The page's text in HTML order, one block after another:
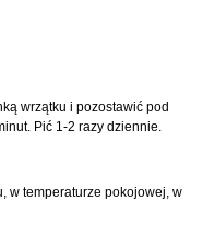
wrzątku i pozostawić pod
Pić 1-2 razy dziennie.
w temperaturze pokojowej, w